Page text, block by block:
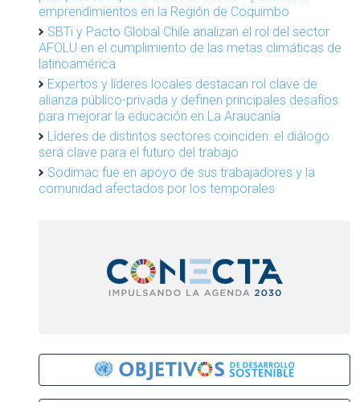
emprendimientos en la Región de Coquimbo
SBTi y Pacto Global Chile analizan el rol del sector
AFOLU en el cumplimiento de las metas climáticas de
latinoamérica
Expertos y líderes locales destacan rol clave de
alianza público-privada y definen principales desafíos
para mejorar la educación en La Araucanía
Líderes de distintos sectores coinciden: el diálogo
será clave para el futuro del trabajo
Sodimac fue en apoyo de sus trabajadores y la
comunidad afectados por los temporales